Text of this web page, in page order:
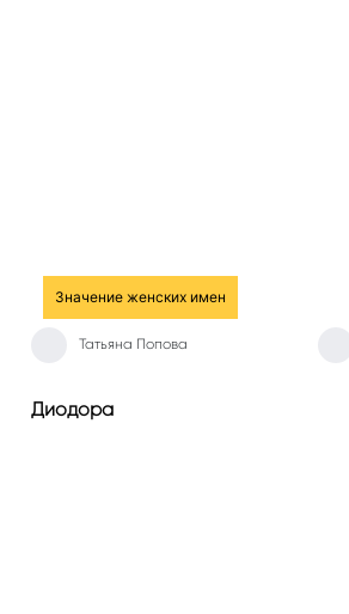
Значение женских имен
Татьяна Попова
Диодора